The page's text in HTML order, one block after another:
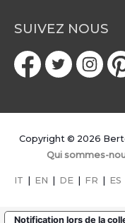
SUIVEZ NOUS
Copyright © 2026
Qui sommes-
IT EN DE FR ES
Notification lors de la